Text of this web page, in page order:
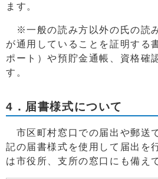
ます。
※一般の読み方以外の氏の読
が通用していることを証明する
ポート）や預貯金通帳、資格確
す。
4．届書様式について
市区町村窓口での届出や郵送
記の届書様式を使用して届出を
は市役所、支所の窓口にも備え